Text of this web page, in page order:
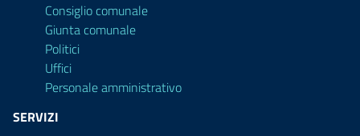
Consiglio comunale
Giunta comunale
Politici
Uffici
Personale amministrativo
SERVIZI